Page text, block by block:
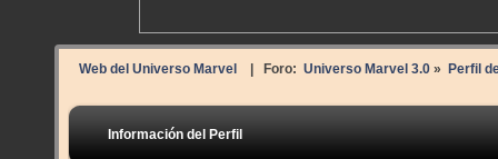
Web del Universo Marvel | Foro: Universo Marvel 3.0» Perfil
Información del Perfil